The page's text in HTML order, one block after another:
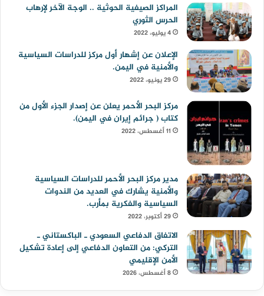
المراكز الصيفية الحوثية .. الوجة الآخر لإرهاب
الحرس الثوري
4 يوليو، 2022
الإعلان عن إشهار أول مركز للدراسات السياسية
والأمنية في اليمن.
29 يونيو، 2022
مركز البحر الأحمر يعلن عن إصدار الجزء الأول من
كتاب ( جرائم إيران في اليمن).
11 أغسطس، 2022
مدير مركز البحر الأحمر للدراسات السياسية
والأمنية يشارك في العديد من الندوات
السياسية والفكرية بمأرب.
29 أكتوبر، 2022
الاتفاق الدفاعي السعودي ـ الباكستاني ـ
التركي: من التعاون الدفاعي إلى إعادة تشكيل
الأمن الإقليمي
8 أغسطس، 2026